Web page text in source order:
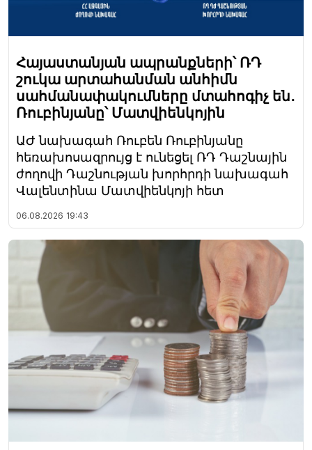
Հայաստանյան ապրանքների՝ ՌԴ
շուկա արտահանման անհիմն
սահմանափակումները մտահոգիչ են․
Ռուբինյանը՝ Մատվիենկոյին
ԱԺ նախագահ Ռուբեն Ռուբինյանը
հեռախոսազրույց է ունեցել ՌԴ Դաշնային
ժողովի Դաշնության խորհրդի նախագահ
Վալենտինա Մատվիենկոյի հետ
06.08.2026 19:43